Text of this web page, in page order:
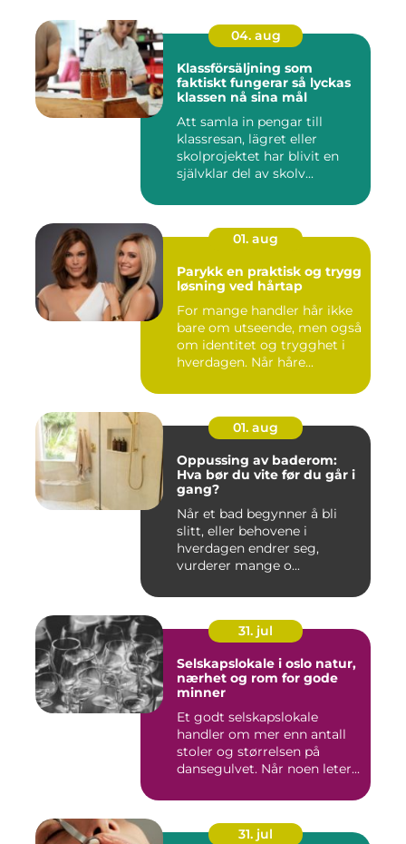
04. aug
Klassförsäljning som
faktiskt fungerar så lyckas
klassen nå sina mål
Att samla in pengar till
klassresan, lägret eller
skolprojektet har blivit en
självklar del av skolv...
01. aug
Parykk en praktisk og trygg
løsning ved hårtap
For mange handler hår ikke
bare om utseende, men også
om identitet og trygghet i
hverdagen. Når håre...
01. aug
Oppussing av baderom:
Hva bør du vite før du går i
gang?
Når et bad begynner å bli
slitt, eller behovene i
hverdagen endrer seg,
vurderer mange o...
31. jul
Selskapslokale i oslo natur,
nærhet og rom for gode
minner
Et godt selskapslokale
handler om mer enn antall
stoler og størrelsen på
dansegulvet. Når noen leter...
31. jul